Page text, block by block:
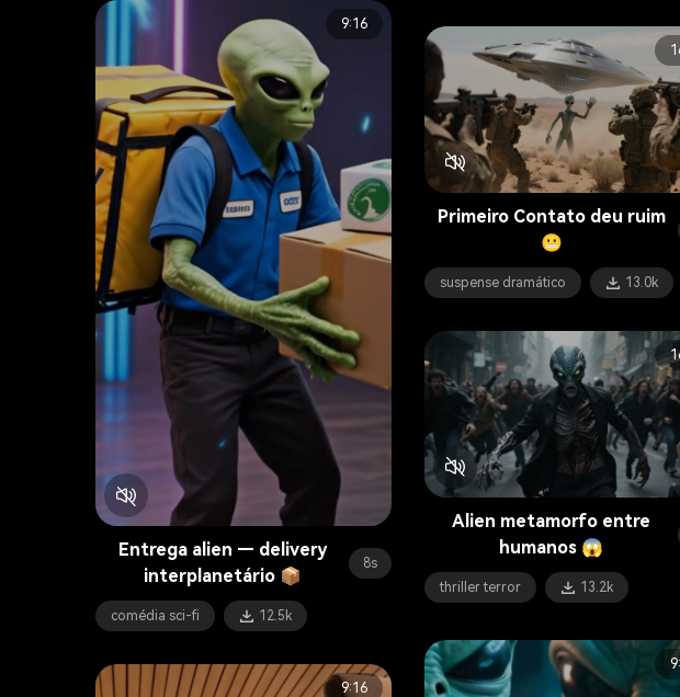
9:16
Entrega alien — delivery
interplanetário 📦
8s
comédia sci-fi 12.5k
Primeiro Contato deu ruim
😬
suspense dramático 13.0k
Alien metamorfo entre
humanos 😱
thriller terror 13.2k
9:16